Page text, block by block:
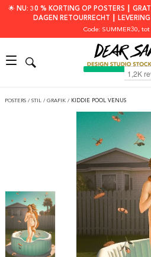
🌟 NU: 30 % KORTING OP POSTERS ┃
DAGEN RETOURRECHT ┃
Code: SUMMER30, tot
POSTERS / STIL / GRAFIK / KIDDIE POOL VENUS